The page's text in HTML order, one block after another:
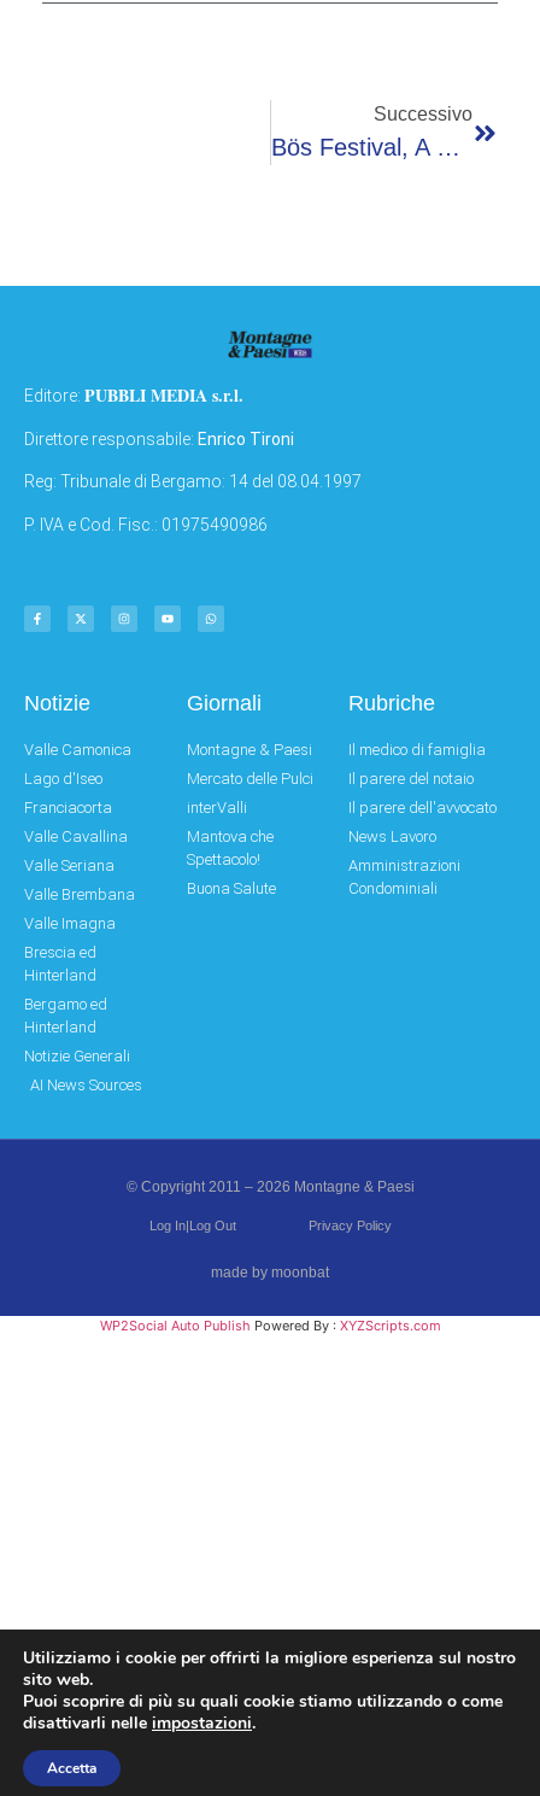
Successivo
Bös Festival, A Leffe Musica E Solidarietà Nel Ricordo Di Luca
Editore: PUBBLI MEDIA s.r.l.
Direttore responsabile: Enrico Tironi
Reg: Tribunale di Bergamo: 14 del 08.04.1997
P. IVA e Cod. Fisc.: 01975490986
Notizie
Valle Camonica
Lago d'Iseo
Franciacorta
Valle Cavallina
Valle Seriana
Valle Brembana
Valle Imagna
Brescia ed
Hinterland
Bergamo ed
Hinterland
Notizie Generali
AI News Sources
Giornali
Montagne & Paesi
Mercato delle Pulci
interValli
Mantova che
Spettacolo!
Buona Salute
Rubriche
Il medico di famiglia
Il parere del notaio
Il parere dell'avvocato
News Lavoro
Amministrazioni
Condominiali
© Copyright 2011 – 2026 Montagne & Paesi
Log In|Log Out Privacy Policy
made by moonbat
WP2Social Auto Publish Powered By : XYZScripts.com
Utilizziamo i cookie per offrirti la migliore esperienza sul nostro
sito web.
Puoi scoprire di più su quali cookie stiamo utilizzando o come
disattivarli nelle impostazioni.
Accetta